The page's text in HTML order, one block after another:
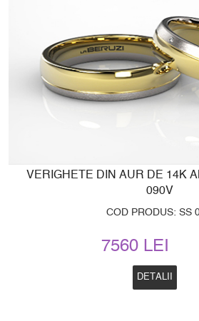
VERIGHETE DIN AUR DE 14K
090V
COD PRODUS: SS
7560 LEI
DETALII